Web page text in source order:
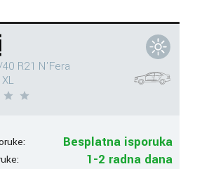
R21 N'Fera
Besplatna isporuka
1-2 radna dana